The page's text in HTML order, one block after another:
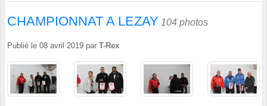
CHAMPIONNAT A LEZAY 104 photos
Publié le 08 avril 2019 par T-Rex